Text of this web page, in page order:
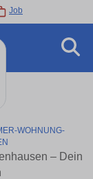
Job
WOHNUNG-
– Dein